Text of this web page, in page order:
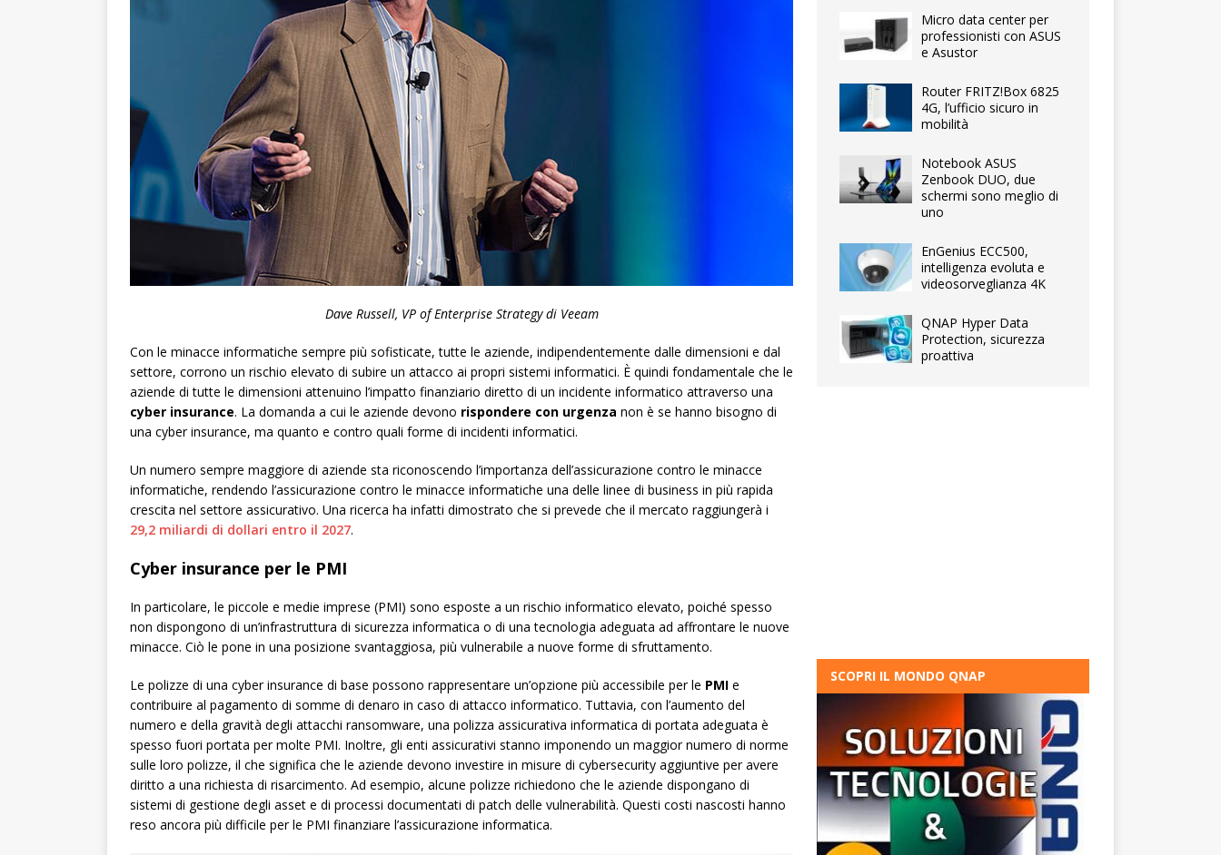
Dave Russell, VP of Enterprise Strategy di Veeam
Con le minacce informatiche sempre più sofisticate, tutte le aziende, indipendentemente dalle dimensioni e dal
settore, corrono un rischio elevato di subire un attacco ai propri sistemi informatici. È quindi fondamentale che le
aziende di tutte le dimensioni attenuino l’impatto finanziario diretto di un incidente informatico attraverso una
cyber insurance. La domanda a cui le aziende devono rispondere con urgenza non è se hanno bisogno di
una cyber insurance, ma quanto e contro quali forme di incidenti informatici.
Un numero sempre maggiore di aziende sta riconoscendo l’importanza dell’assicurazione contro le minacce
informatiche, rendendo l’assicurazione contro le minacce informatiche una delle linee di business in più rapida
crescita nel settore assicurativo. Una ricerca ha infatti dimostrato che si prevede che il mercato raggiungerà i
29,2 miliardi di dollari entro il 2027.
Cyber insurance per le PMI
In particolare, le piccole e medie imprese (PMI) sono esposte a un rischio informatico elevato, poiché spesso
non dispongono di un’infrastruttura di sicurezza informatica o di una tecnologia adeguata ad affrontare le nuove
minacce. Ciò le pone in una posizione svantaggiosa, più vulnerabile a nuove forme di sfruttamento.
Le polizze di una cyber insurance di base possono rappresentare un’opzione più accessibile per le PMI e
contribuire al pagamento di somme di denaro in caso di attacco informatico. Tuttavia, con l’aumento del
numero e della gravità degli attacchi ransomware, una polizza assicurativa informatica di portata adeguata è
spesso fuori portata per molte PMI. Inoltre, gli enti assicurativi stanno imponendo un maggior numero di norme
sulle loro polizze, il che significa che le aziende devono investire in misure di cybersecurity aggiuntive per avere
diritto a una richiesta di risarcimento. Ad esempio, alcune polizze richiedono che le aziende dispongano di
sistemi di gestione degli asset e di processi documentati di patch delle vulnerabilità. Questi costi nascosti hanno
reso ancora più difficile per le PMI finanziare l’assicurazione informatica.
Micro data center per
professionisti con ASUS
e Asustor
Router FRITZ!Box 6825
4G, l’ufficio sicuro in
mobilità
Notebook ASUS
Zenbook DUO, due
schermi sono meglio di
uno
EnGenius ECC500,
intelligenza evoluta e
videosorveglianza 4K
QNAP Hyper Data
Protection, sicurezza
proattiva
SCOPRI IL MONDO QNAP